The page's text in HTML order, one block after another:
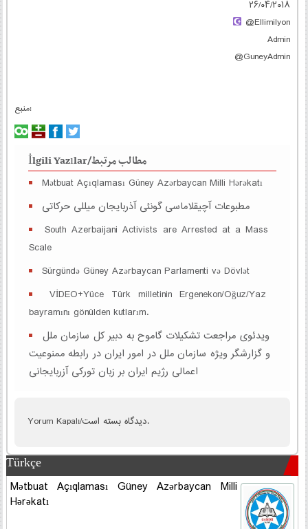
۲۶/۰۴/۲۰۱۸
@Ellimilyon
‎‏Admin
‎‏@GuneyAdmin
منبع:
İlgili Yazılar/مطالب مرتبط
Mətbuat Açıqlaması Güney Azərbaycan Milli Hərəkatı
مطبوعات آچیقلاماسی گونئی آذربایجان میللی حرکاتی
South Azerbaijani Activists are Arrested at a Mass
Scale
Sürgündə Güney Azərbaycan Parlamenti və Dövlət
VİDEO+Yüce Türk milletinin Ergenekon/Oğuz/Yaz
bayramını gönülden kutlarım.
ویدئوی مراجعت تشکیلات گاموح به دبیر کل سازمان ملل
و گزارشگر ویژه سازمان ملل در امور ایران در رابطه ممنوعیت
اعمالی رژیم ایران بر زبان تورکی آزربایجانی
Yorum Kapalı/ديدگاه بسته است.
Türkçe
Mətbuat Açıqlaması Güney Azərbaycan Milli
Hərəkatı